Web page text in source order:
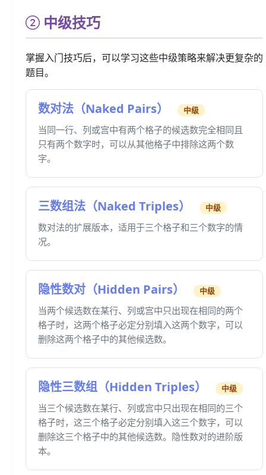
中级技巧
掌握入门技巧后，可以学习这些中级策略来解决更复杂的
题目。
数对法（Naked Pairs） 中级
当同一行、列或宫中有两个格子的候选数完全相同且
只有两个数字时，可以从其他格子中排除这两个数
字。
三数组法（Naked Triples） 中级
数对法的扩展版本，适用于三个格子和三个数字的情
况。
隐性数对（Hidden Pairs） 中级
当两个候选数在某行、列或宫中只出现在相同的两个
格子时，这两个格子必定分别填入这两个数字，可以
删除这两个格子中的其他候选数。
隐性三数组（Hidden Triples） 中级
当三个候选数在某行、列或宫中只出现在相同的三个
格子时，这三个格子必定分别填入这三个数字，可以
删除这三个格子中的其他候选数。隐性数对的进阶版
本。